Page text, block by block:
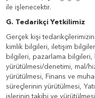
ile işlenecektir.
G. Tedarikçi Yetkilimiz
Gerçek kişi
kimlik bilgileri, iletişim
bilgileri, pazarlama bilgileri,
yürütülmesi/denetimi, mal/
yürütülmesi, Finans ve
süreçlerinin yürütülmesi,
işlerinin takibi ve